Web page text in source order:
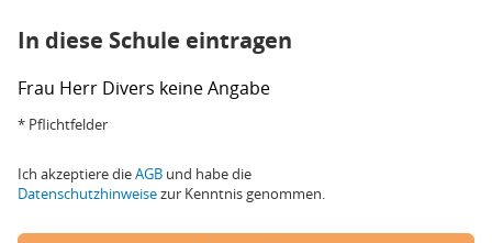
In diese Schule eintragen
Frau Herr Divers keine Angabe
* Pflichtfelder
Ich akzeptiere dieAGB und habe die
Datenschutzhinweisezur Kenntnis genommen.